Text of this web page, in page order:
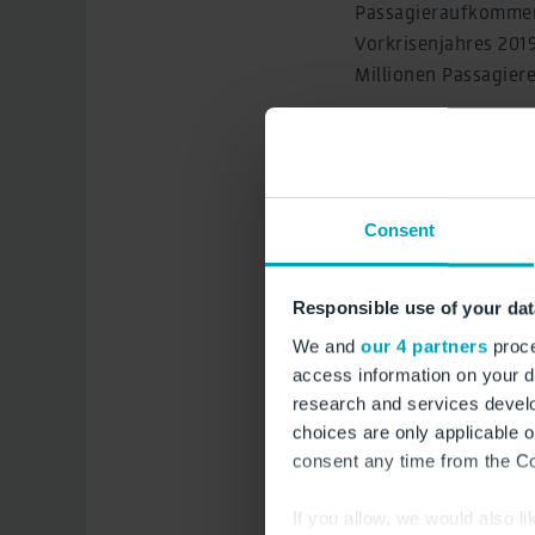
Consent
Responsible use of your
We and our 4 partners
access information on your
research and services
choices are only applicable
consent any time from the
If you allow, we would also
Vorkrisenjahres
Millionen
starteten und
In den
Vergleich zum
2020 waren es
Engelbert Lütke
GmbH:„Das
in Kauf. Das ist ein